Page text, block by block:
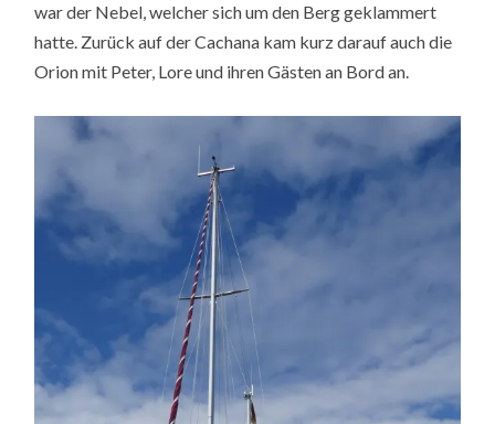
war der Nebel, welcher sich um den Berg geklammert
hatte. Zurück auf der Cachana kam kurz darauf auch die
Orion mit Peter, Lore und ihren Gästen an Bord an.